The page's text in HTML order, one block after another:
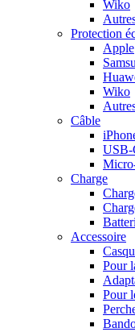
Wiko
Protection
Apple
Wiko
Câble
USB-
Charge
Accessoire
Pour
Pour